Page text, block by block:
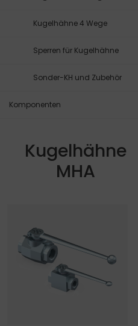
Kugelhähne 4 Wege
Sperren für Kugelhähne
Sonder-KH und Zubehör
Komponenten
Kugelhähne
MHA